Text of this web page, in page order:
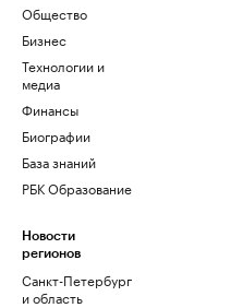
Общество
Бизнес
Технологии и
медиа
Финансы
Биографии
База знаний
РБК Образование
Новости
регионов
Санкт-Петербург
и область